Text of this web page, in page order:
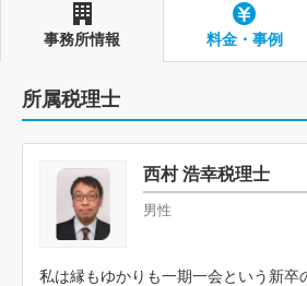
事務所情報 料金・事例
所属税理士
西村 浩幸税理士
男性
私は縁もゆかりも一期一会という新卒